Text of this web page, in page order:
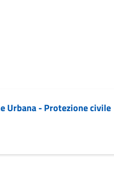
Urbana - Protezione civile